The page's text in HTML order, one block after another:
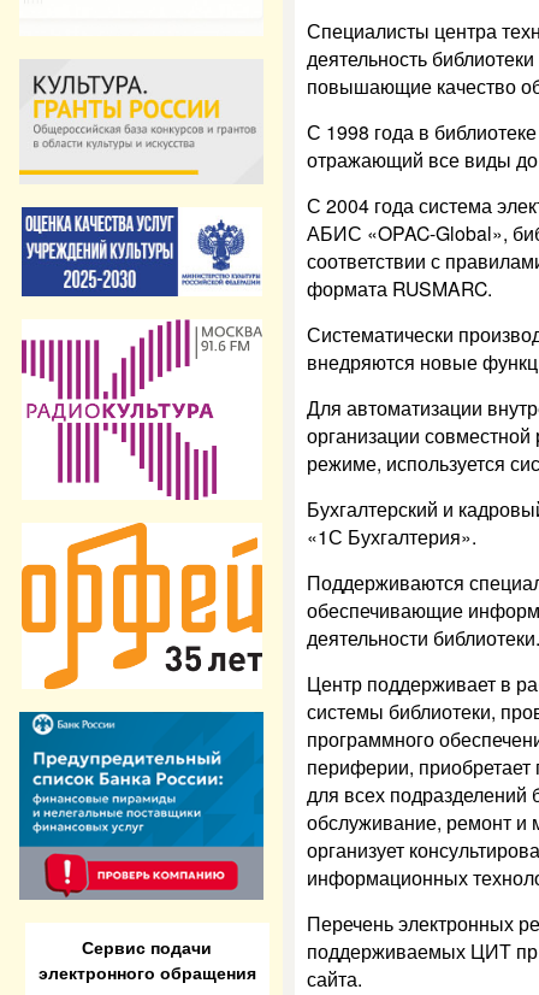
Сервис подачи
электронного обращения
Специалисты центра
деятельность
повышающие качество
С 1998 года в
отражающий все виды
С 2004 года система
АБИС «OPAC-Global»,
соответствии с
формата RUSMARC.
Систематически
внедряются новые
Для автоматизации
организации
режиме, используется
Бухгалтерский и
«1С Бухгалтерия».
Поддерживаются
обеспечивающие
деятельности библиотеки.
Центр поддерживает в
системы библиотеки,
программного
периферии,
для всех подразделений
обслуживание, ремонт и
организует
информационных
Перечень электронных
поддерживаемых ЦИТ
сайта.